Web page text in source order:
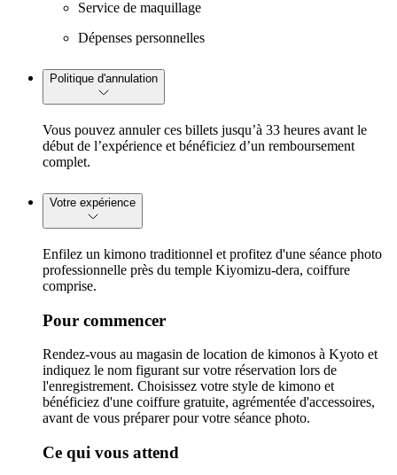
Service de maquillage
Dépenses personnelles
Politique d'annulation
Vous pouvez annuler ces billets jusqu’à 33 heures avant le
début de l’expérience et bénéficiez d’un remboursement
complet.
Votre expérience
Enfilez un kimono traditionnel et profitez d'une séance photo
professionnelle près du temple Kiyomizu-dera, coiffure
comprise.
Pour commencer
Rendez-vous au magasin de location de kimonos à Kyoto et
indiquez le nom figurant sur votre réservation lors de
l'enregistrement. Choisissez votre style de kimono et
bénéficiez d'une coiffure gratuite, agrémentée d'accessoires,
avant de vous préparer pour votre séance photo.
Ce qui vous attend